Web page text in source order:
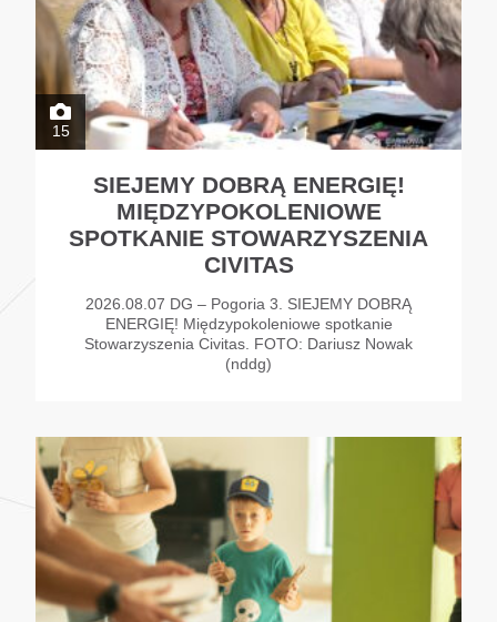
15
SIEJEMY DOBRĄ ENERGIĘ!
MIĘDZYPOKOLENIOWE
SPOTKANIE STOWARZYSZENIA
CIVITAS
2026.08.07 DG – Pogoria 3. SIEJEMY DOBRĄ
ENERGIĘ! Międzypokoleniowe spotkanie
Stowarzyszenia Civitas. FOTO: Dariusz Nowak
(nddg)